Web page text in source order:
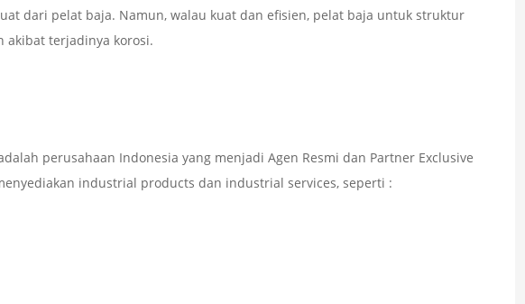
dari pelat baja. Namun, walau kuat dan efisien, pelat baja untuk struktur
akibat terjadinya korosi.
perusahaan Indonesia yang menjadi Agen Resmi dan Partner Exclusive
industrial products dan industrial services, seperti :